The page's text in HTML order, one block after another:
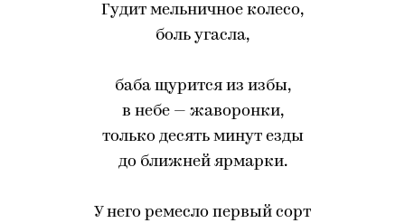
Гудит мельничное колесо,
боль угасла,
баба щурится из избы,
в небе — жаворонки,
только десять минут езды
до ближней ярмарки.
У него ремесло первый сорт